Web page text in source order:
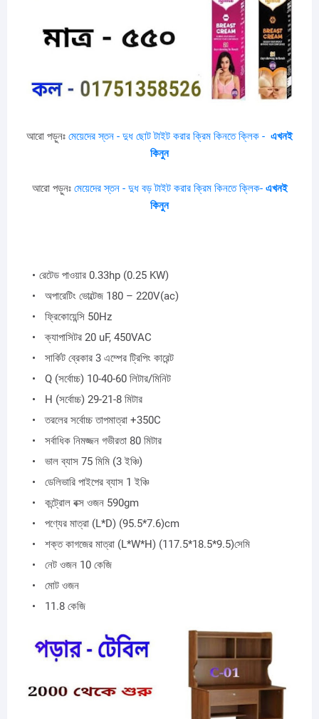
আরো পড়ুনঃ মেয়েদের স্তন - দুধ ছোট টাইট করার ক্রিম কিনতে ক্লিক - এখনই
কিনুন
আরো পড়ুনঃ মেয়েদের স্তন - দুধ বড় টাইট করার ক্রিম কিনতে ক্লিক- এখনই
কিনুন
রেটেড পাওয়ার 0.33hp (0.25 KW)
অপারেটিং ভোল্টেজ 180 – 220V(ac)
ফ্রিকোয়েন্সি 50Hz
ক্যাপাসিটর 20 uF, 450VAC
সার্কিট ব্রেকার 3 এম্পের ট্রিপিং কারেন্ট
Q (সর্বোচ্চ) 10-40-60 লিটার/মিনিট
H (সর্বোচ্চ) 29-21-8 মিটার
তরলের সর্বোচ্চ তাপমাত্রা +350C
সর্বাধিক নিমজ্জন গভীরতা 80 মিটার
ভাল ব্যাস 75 মিমি (3 ইঞ্চি)
ডেলিভারি পাইপের ব্যাস 1 ইঞ্চি
কন্ট্রোল বক্স ওজন 590gm
পণ্যের মাত্রা (L*D) (95.5*7.6)cm​
শক্ত কাগজের মাত্রা (L*W*H) (117.5*18.5*9.5)সেমি
নেট ওজন 10 কেজি
মোট ওজন
11.8 কেজি